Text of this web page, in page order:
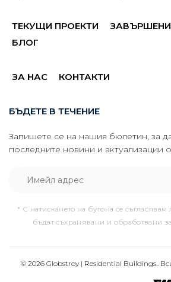
ТЕКУЩИ ПРОЕКТИ
БЛОГ
ЗА НАС КОНТАКТИ
БЪДЕТЕ В ТЕЧЕНИЕ
Запишете се на нашия бюлетин, за
последните новини и актуализации
* С натискането на бутона се
бъдат съхранявани и обработвани
© 2026 Globstroy | Residential Buildings..